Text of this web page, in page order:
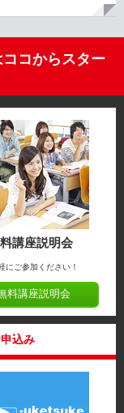
コからスター
講座説明会
にご参加ください！
料講座説明会
込み